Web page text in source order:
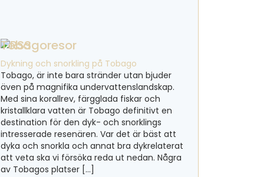
Tobagoresor
Dykning och snorkling på Tobago
Tobago, är inte bara stränder utan bjuder
även på magnifika undervattenslandskap.
Med sina korallrev, färgglada fiskar och
kristallklara vatten är Tobago definitivt en
destination för den dyk- och snorklings
intresserade resenären. Var det är bäst att
dyka och snorkla och annat bra dykrelaterat
att veta ska vi försöka reda ut nedan. Några
av Tobagos platser […]